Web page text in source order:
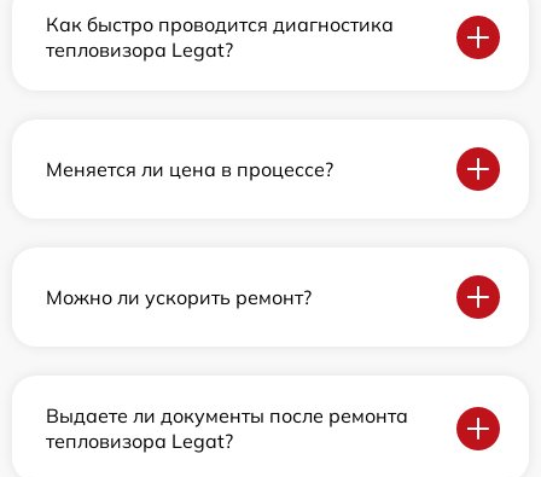
Как быстро проводится диагностика
тепловизора Legat?
Меняется ли цена в процессе?
Можно ли ускорить ремонт?
Выдаете ли документы после ремонта
тепловизора Legat?